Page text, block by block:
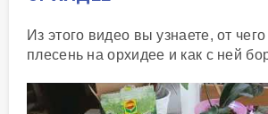
Из этого видео вы узнаете, от
плесень на орхидее и как с ней